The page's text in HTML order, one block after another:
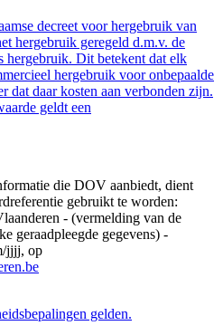
decreet voor hergebruik van
hergebruik geregeld d.m.v. de
hergebruik. Dit betekent dat elk
hergebruik voor onbepaalde
dat daar kosten aan verbonden zijn.
geldt een
die DOV aanbiedt, dient
gebruikt te worden:
- (vermelding van de
geraadpleegde gegevens) -
jjjj, op
gelden.